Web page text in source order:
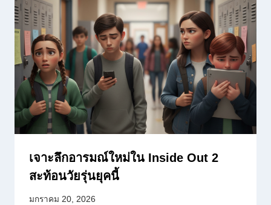
เจาะลึกอารมณ์ใหม่ใน Inside Out 2
สะท้อนวัยรุ่นยุคนี้
มกราคม 20, 2026